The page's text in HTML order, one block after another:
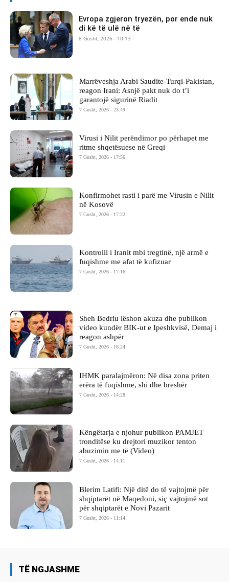
Evropa zgjeron tryezën, por ende nuk
di kë të ulë në të
8 Gusht, 2026 - 10:13
Marrëveshja Arabi Saudite-Turqi-Pakistan,
reagon Irani: Asnjë pakt nuk do t’i
garantojë sigurinë Riadit
7 Gusht, 2026 - 23:49
Virusi i Nilit perëndimor po përhapet me
ritme shqetësuese në Greqi
7 Gusht, 2026 - 17:56
Konfirmohet rasti i parë me Virusin e Nilit
në Kosovë
7 Gusht, 2026 - 17:22
Kontrolli i Iranit mbi tregtinë, një armë e
fuqishme me afat të kufizuar
7 Gusht, 2026 - 17:16
Sheh Bedriu lëshon akuza dhe publikon
video kundër BIK-ut e Ipeshkvisë, Demaj i
reagon ashpër
7 Gusht, 2026 - 16:24
IHMK paralajmëron: Në disa zona priten
erëra të fuqishme, shi dhe breshër
7 Gusht, 2026 - 14:28
Këngëtarja e njohur publikon PAMJET
tronditëse ku drejtori muzikor tenton
abuzimin me të (Video)
7 Gusht, 2026 - 14:11
Blerim Latifi: Një ditë do të vajtojmë për
shqiptarët në Maqedoni, siç vajtojmë sot
për shqiptarët e Novi Pazarit
7 Gusht, 2026 - 11:14
TË NGJASHME